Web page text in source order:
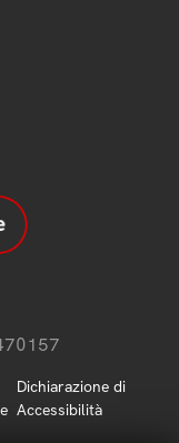
Dichiarazione di
Accessibilità